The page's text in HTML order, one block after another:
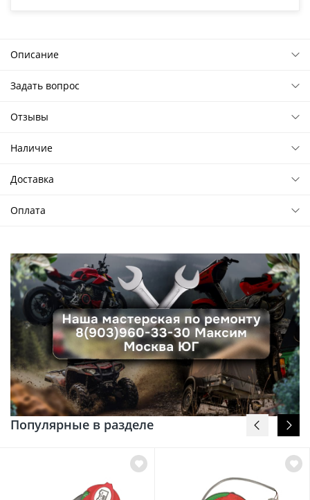
Описание
Задать вопрос
Отзывы
Наличие
Доставка
Оплата
Популярные в разделе